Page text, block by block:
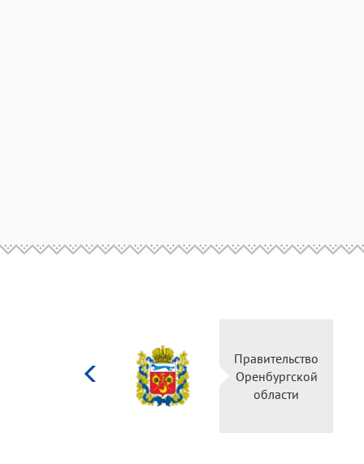
Правительство
Оренбургской
области